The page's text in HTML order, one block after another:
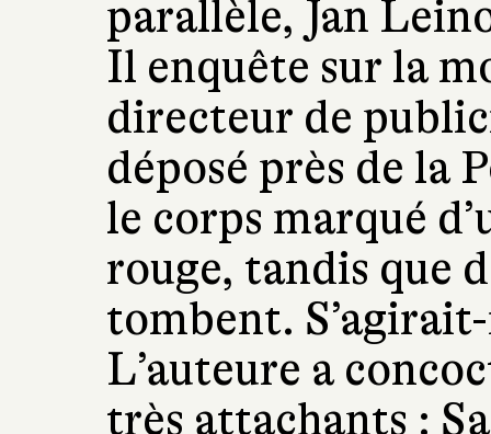
parallèle, Jan
Il enquête sur la
directeur de
déposé près de la
le corps marqué
rouge, tandis que
tombent.
L’auteure a
très attachants :